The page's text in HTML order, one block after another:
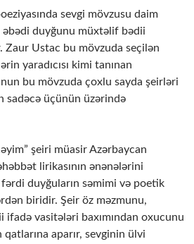
sevgi mövzusu daim
duyğunu müxtəlif bədii
Zaur Ustac bu mövzuda seçilən
yaradıcısı kimi tanınan
bu mövzuda çoxlu sayda şeirləri
sadəcə üçünün üzərində
şeiri müasir Azərbaycan
lirikasının ənənələrini
duyğuların səmimi və poetik
biridir. Şeir öz məzmunu,
ifadə vasitələri baxımından oxucunu
aparır, sevginin ülvi